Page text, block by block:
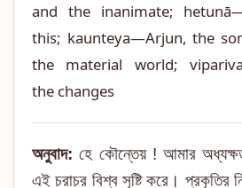
and the inanimate;
this; kaunteya—Arjun, the
the material world;
the changes
অনুবাদ: হে কৌন্তেয় ! আমার
এই চরাচর বিশ্ব সৃষ্টি করে। প্রকৃতির